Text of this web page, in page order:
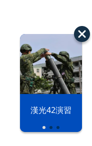
漢光42演習